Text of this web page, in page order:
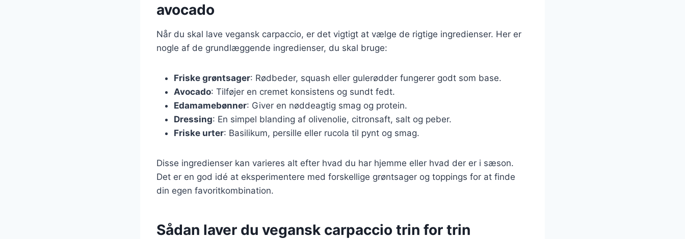
avocado
Når du skal lave vegansk carpaccio, er det vigtigt at vælge de rigtige ingredienser. Her er
nogle af de grundlæggende ingredienser, du skal bruge:
Friske grøntsager: Rødbeder, squash eller gulerødder fungerer godt som base.
Avocado: Tilføjer en cremet konsistens og sundt fedt.
Edamamebønner: Giver en nøddeagtig smag og protein.
Dressing: En simpel blanding af olivenolie, citronsaft, salt og peber.
Friske urter: Basilikum, persille eller rucola til pynt og smag.
Disse ingredienser kan varieres alt efter hvad du har hjemme eller hvad der er i sæson.
Det er en god idé at eksperimentere med forskellige grøntsager og toppings for at finde
din egen favoritkombination.
Sådan laver du vegansk carpaccio trin for trin